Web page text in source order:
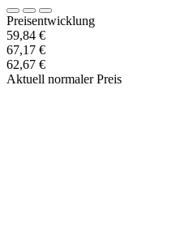
Preisentwicklung
59,84 €
67,17 €
62,67 €
Aktuell normaler Preis